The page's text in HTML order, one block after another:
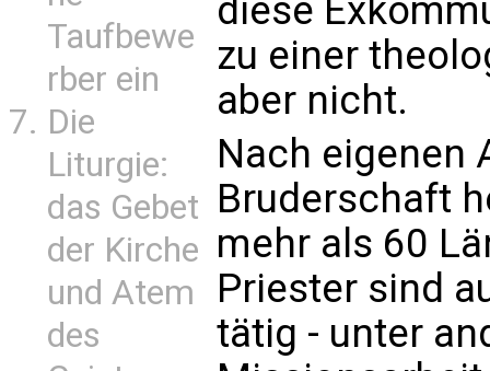
Taufbewe
rber ein
Die
Liturgie:
das Gebet
der Kirche
und Atem
des
diese
zu einer
aber nicht.
Nach eigenen
Bruderschaft
mehr als 60
Priester sind
tätig - unter